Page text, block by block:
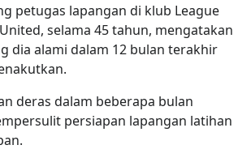
petugas lapangan di klub League
selama 45 tahun, mengatakan
dia alami dalam 12 bulan terakhir
deras dalam beberapa bulan
persiapan lapangan latihan